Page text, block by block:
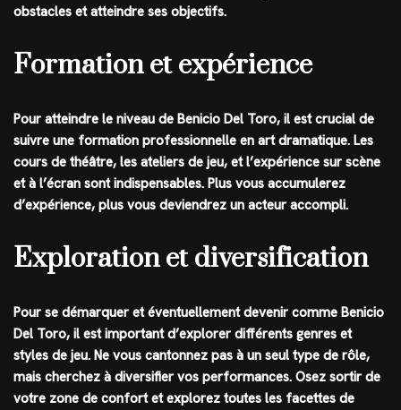
obstacles et atteindre ses objectifs.
Formation et expérience
Pour atteindre le niveau de Benicio Del Toro, il est crucial de
suivre une formation professionnelle en art dramatique. Les
cours de théâtre, les ateliers de jeu, et l’expérience sur scène
et à l’écran sont indispensables. Plus vous accumulerez
d’expérience, plus vous deviendrez un acteur accompli.
Exploration et diversification
Pour se démarquer et éventuellement devenir comme Benicio
Del Toro, il est important d’explorer différents genres et
styles de jeu. Ne vous cantonnez pas à un seul type de rôle,
mais cherchez à diversifier vos performances. Osez sortir de
votre zone de confort et explorez toutes les facettes de